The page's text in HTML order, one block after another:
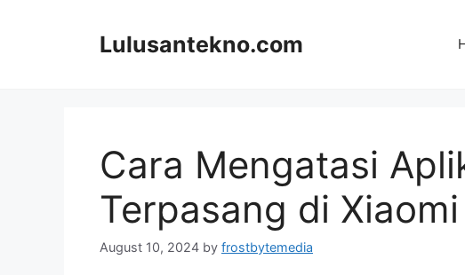
Lulusantekno.com
Cara Mengatasi
Terpasang di Xiaomi
August 10, 2024 by frostbytemedia